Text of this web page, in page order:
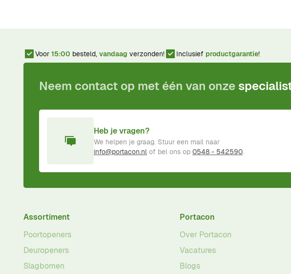
Voor 15:00 besteld, vandaag verzonden! Inclusief productgarantie!
Neem contact op met één van onze
Heb je vragen?
We helpen je graag. Stuur een mail naar
info@portacon.nl of bel ons op 0548 - 542590
Assortiment
Poortopeners
Deuropeners
Slagbomen
Portacon
Over Portacon
Vacatures
Blogs